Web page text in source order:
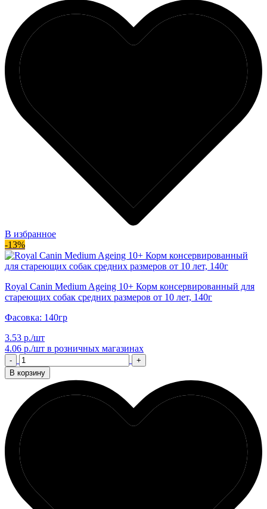
В избранное
-13%
Royal Canin Medium Ageing 10+ Корм консервированный для
стареющих собак средних размеров от 10 лет, 140г
Фасовка: 140гр
3.53 р./шт
4.06 р./шт в розничных магазинах
-
+
В корзину